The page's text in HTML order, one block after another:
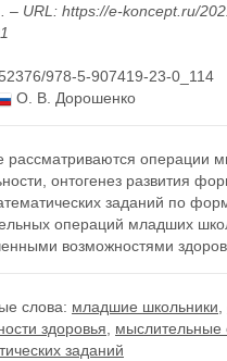
– URL: https://e-koncept.ru/
978-5-907419-23-0_114
О. В. Дорошенко
рассматриваются операции
онтогенез развития
заданий по
операций младших
возможностями
слова: младшие школьники,
здоровья, мыслительные
заданий